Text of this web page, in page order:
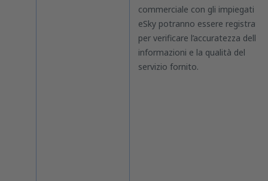
commerciale con gli impiegati
eSky potranno essere registrate
per verificare l’accuratezza delle
informazioni e la qualità del
servizio fornito.